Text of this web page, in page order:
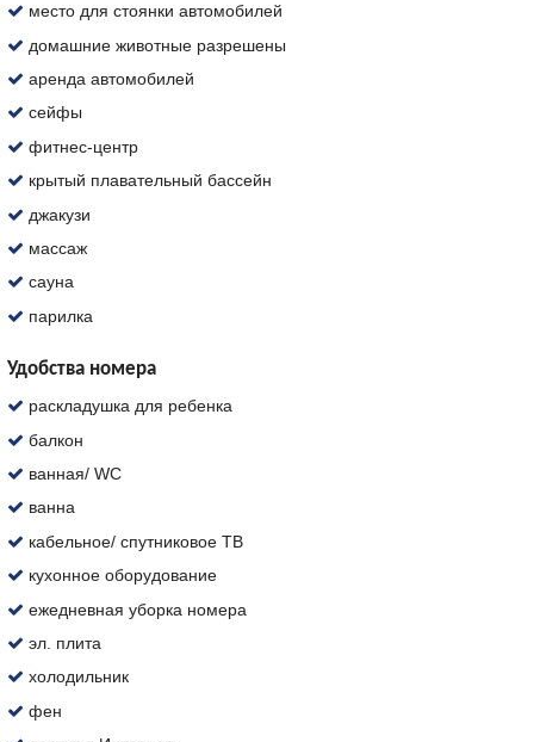
место для стоянки автомобилей
домашние животные разрешены
аренда автомобилей
сейфы
фитнес-центр
крытый плавательный бассейн
джакузи
массаж
сауна
парилка
Удобства номера
раскладушка для ребенка
балкон
ванная/ WC
ванна
кабельное/ спутниковое ТВ
кухонное оборудование
ежедневная уборка номера
эл. плита
холодильник
фен